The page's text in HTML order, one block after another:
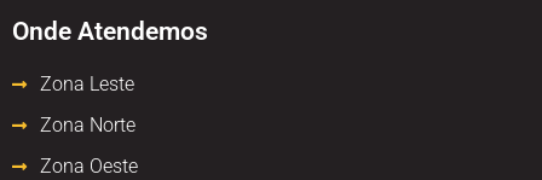
Onde Atendemos
Zona Leste
Zona Norte
Zona Oeste